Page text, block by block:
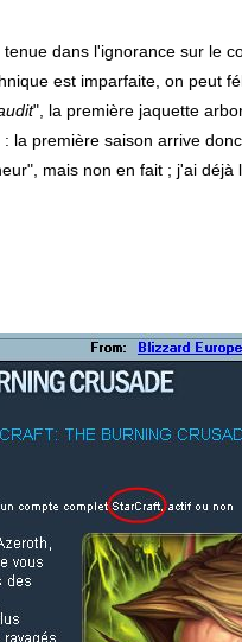
dans l'ignorance sur le
est imparfaite, on peut
", la première jaquette
la première saison arrive
mais non en fait ; j'ai déjà